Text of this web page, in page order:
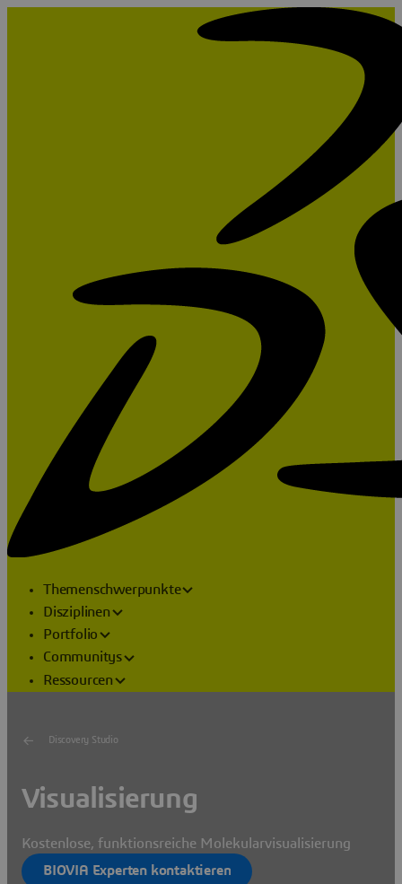
Themenschwerpunkte
Disziplinen
Portfolio
Communitys
Ressourcen
Discovery Studio
Visualisierung
Kostenlose, funktionsreiche Molekularvisualisierung
BIOVIA Experten kontaktieren